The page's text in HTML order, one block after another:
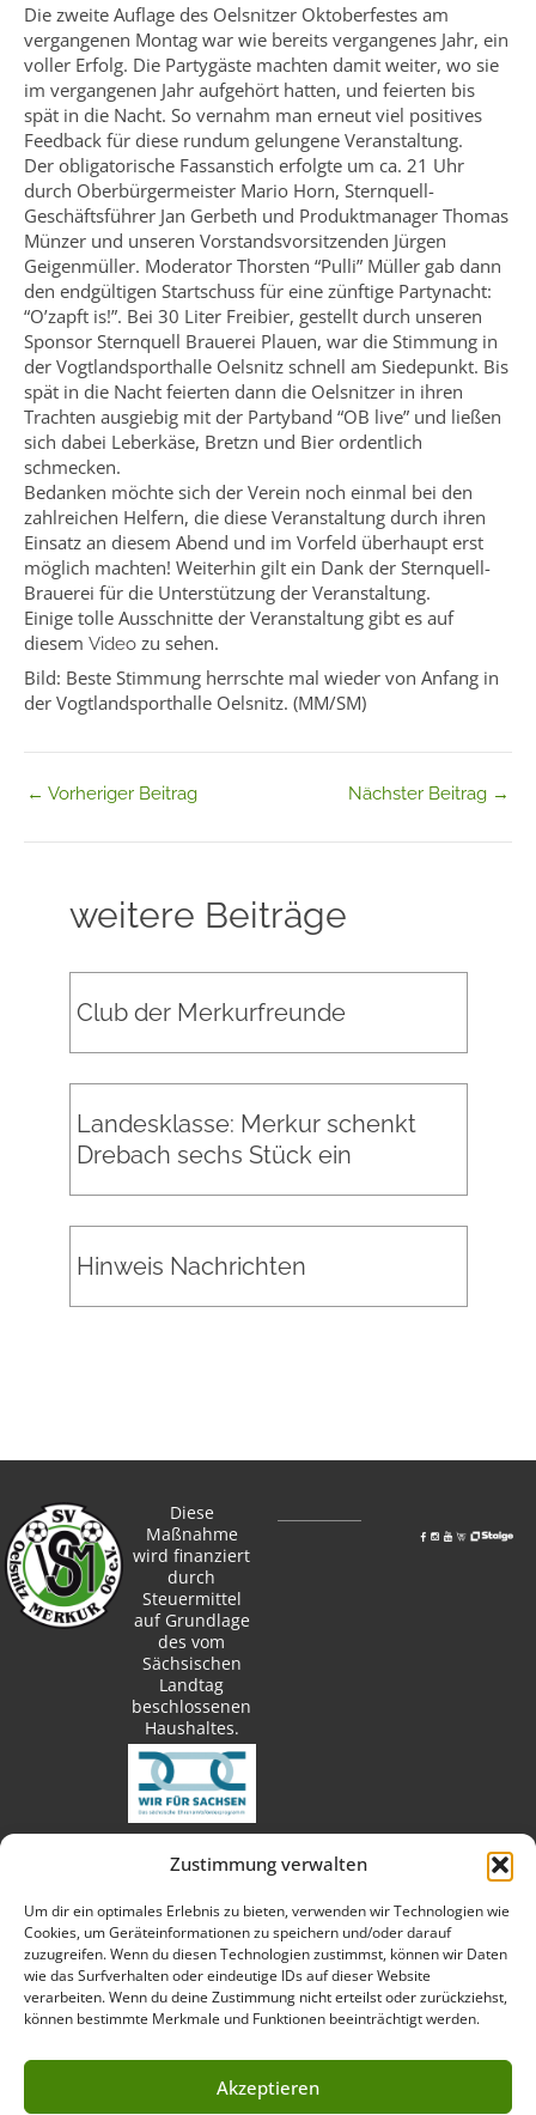
Zustimmung verwalten
Um dir ein optimales Erlebnis zu bieten, verwenden wir Technologien wie
Cookies, um Geräteinformationen zu speichern und/oder darauf
zuzugreifen. Wenn du diesen Technologien zustimmst, können wir Daten
wie das Surfverhalten oder eindeutige IDs auf dieser Website
verarbeiten. Wenn du deine Zustimmung nicht erteilst oder zurückziehst,
können bestimmte Merkmale und Funktionen beeinträchtigt werden.
Akzeptieren
Die zweite Auflage des Oelsnitzer Oktoberfestes am
vergangenen Montag war wie bereits vergangenes Jahr, ein
voller Erfolg. Die Partygäste machten damit weiter, wo sie
im vergangenen Jahr aufgehört hatten, und feierten bis
spät in die Nacht. So vernahm man erneut viel positives
Feedback für diese rundum gelungene Veranstaltung.
Der obligatorische Fassanstich erfolgte um ca. 21 Uhr
durch Oberbürgermeister Mario Horn, Sternquell-
Geschäftsführer Jan Gerbeth und Produktmanager Thomas
Münzer und unseren Vorstandsvorsitzenden Jürgen
Geigenmüller. Moderator Thorsten “Pulli” Müller gab dann
den endgültigen Startschuss für eine zünftige Partynacht:
“O’zapft is!”. Bei 30 Liter Freibier, gestellt durch unseren
Sponsor Sternquell Brauerei Plauen, war die Stimmung in
der Vogtlandsporthalle Oelsnitz schnell am Siedepunkt. Bis
spät in die Nacht feierten dann die Oelsnitzer in ihren
Trachten ausgiebig mit der Partyband “OB live” und ließen
sich dabei Leberkäse, Bretzn und Bier ordentlich
schmecken.
Bedanken möchte sich der Verein noch einmal bei den
zahlreichen Helfern, die diese Veranstaltung durch ihren
Einsatz an diesem Abend und im Vorfeld überhaupt erst
möglich machten! Weiterhin gilt ein Dank der Sternquell-
Brauerei für die Unterstützung der Veranstaltung.
Einige tolle Ausschnitte der Veranstaltung gibt es auf
diesem Video zu sehen.
Bild: Beste Stimmung herrschte mal wieder von Anfang in
der Vogtlandsporthalle Oelsnitz. (MM/SM)
← Vorheriger Beitrag Nächster Beitrag →
weitere Beiträge
Club der Merkurfreunde
Landesklasse: Merkur schenkt
Drebach sechs Stück ein
Hinweis Nachrichten
Diese
Maßnahme
wird finanziert
durch
Steuermittel
auf Grundlage
des vom
Sächsischen
Landtag
beschlossenen
Haushaltes.
techn. Umsetzung:
Fotos: